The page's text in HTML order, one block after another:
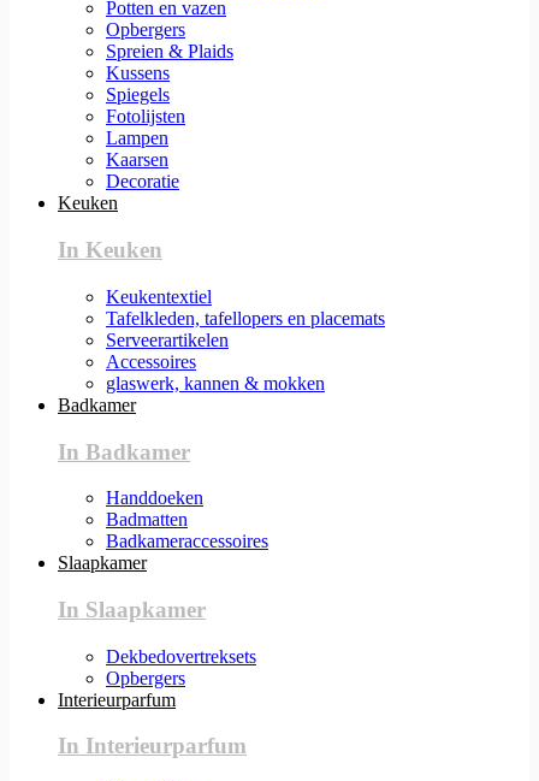
Potten en vazen
Opbergers
Spreien & Plaids
Kussens
Spiegels
Fotolijsten
Lampen
Kaarsen
Decoratie
Keuken
In Keuken
Keukentextiel
Tafelkleden, tafellopers en placemats
Serveerartikelen
Accessoires
glaswerk, kannen & mokken
Badkamer
In Badkamer
Handdoeken
Badmatten
Badkameraccessoires
Slaapkamer
In Slaapkamer
Dekbedovertreksets
Opbergers
Interieurparfum
In Interieurparfum